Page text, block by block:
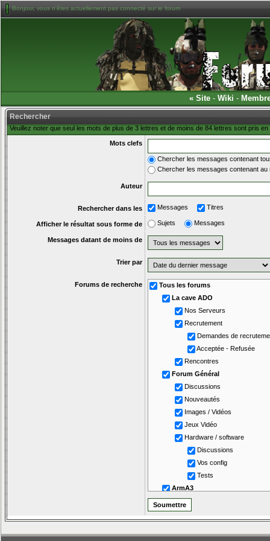
Bonjour, vous n'êtes actuellement pas connecté sur le forum
« Site - Wiki -
Rechercher
Veuillez noter que seul les mots de plus de 3 lettres et de moins de 84 lettres sont pris
Mots clefs
Chercher les messages contenant
Chercher les messages contenant
Auteur
Rechercher dans les Messages Titres
Afficher le résultat sous forme de Sujets Messages
Messages datant de moins de
Trier par
Forums de recherche
Tous les forums
La cave ADO
Nos Serveurs
Recrutement
Demandes de
Acceptée - Refusée
Rencontres
Forum Général
Discussions
Nouveautés
Images / Vidéos
Jeux Vidéo
Hardware / software
Discussions
Vos config
Tests
ArmA3
Nos soirées
Discussions